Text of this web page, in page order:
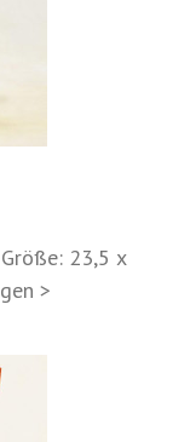
23,5 x
>